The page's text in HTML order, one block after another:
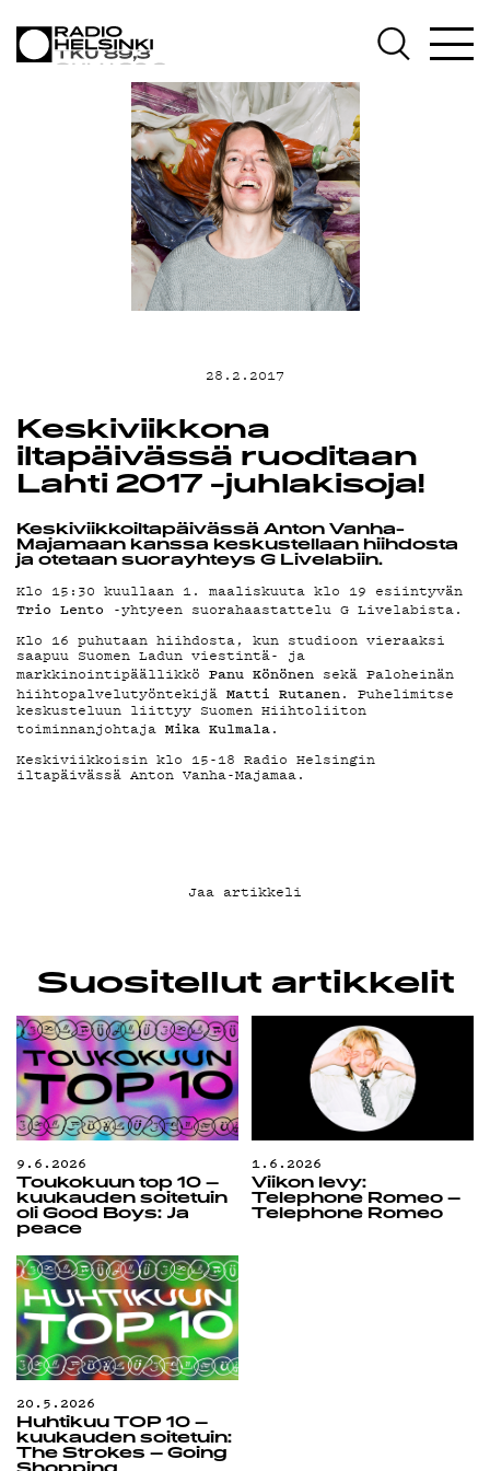
OHJELMAT
TEKIJÄT
ON-DEMAND
PODCAST
MAINOSTA
G LIVELAB
YSTÄVÄKLUBI
TIETOSUOJA
28.2.2017
Keskiviikkona
iltapäivässä ruoditaan
Lahti 2017 -juhlakisoja!
Keskiviikkoiltapäivässä Anton Vanha-
Majamaan kanssa keskustellaan hiihdosta
ja otetaan suorayhteys G Livelabiin.
Klo 15:30 kuullaan 1. maaliskuuta klo 19 esiintyvän
Trio Lento -yhtyeen suorahaastattelu G Livelabista.
Klo 16 puhutaan hiihdosta, kun studioon vieraaksi
saapuu Suomen Ladun viestintä- ja
markkinointipäällikkö Panu Könönen sekä Paloheinän
hiihtopalvelutyöntekijä Matti Rutanen. Puhelimitse
keskusteluun liittyy Suomen Hiihtoliiton
toiminnanjohtaja Mika Kulmala.
Keskiviikkoisin klo 15-18 Radio Helsingin
iltapäivässä Anton Vanha-Majamaa.
Jaa artikkeli
Suositellut artikkelit
9.6.2026
Toukokuun top 10 –
kuukauden soitetuin
oli Good Boys: Ja
peace
1.6.2026
Viikon levy:
Telephone Romeo –
Telephone Romeo
20.5.2026
Huhtikuu TOP 10 –
kuukauden soitetuin:
The Strokes – Going